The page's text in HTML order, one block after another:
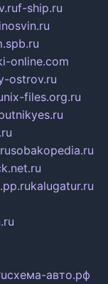
f-ship.ru
online.com
ostrov.ru
nix-files.org.ru
sobakopedia.ru
kalugatur.ru
схема-авто.рф